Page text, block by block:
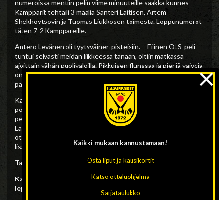
numeroissa mentiin pelin viime minuuteille saakka kunnes
Kampparit tehtaili 3 maalia Santeri Laitisen, Artem
Shekhovtsovin ja Tuomas Liukkosen toimesta. Loppunumerot
täten 7-2 Kamppareille.
Antero Levänen oli tyytyväinen pisteisiin. – Eilinen OLS-peli
tuntui selvästi meidän liikkeessä tänään, oltiin matkassa
ajoittain vähän puolivaloilla. Pikkuisen flunssaa ja pieniä vaivoja
on ryhmässä liikkeellä, joten pikku tauko tulee hyvään
paikkaan.
Kampparit pelaa seuraavan kerran Tapaninpäivänä
poikkeuksellisesti jo kello 12.00 Hänskissä käynnistyvässä
perinteisessä ”Tapaninderbyssä” kun Hänskiin saapuu
Lappeenrannan Veiterä. Suorana lähetyksenä televisioitavaan
otteluun on luvassa ilmainen sisäänpääsy ja pientä
lisäyllätystäkin…
Tapaninpäivän ottelusta kerromme tarkemmin lähipäivinä!
Kampparit toivottaa kaikille hyvää ja mahdollisimman
leppoisaa Joulunodotusta!
Kaikki mukaan kannustamaan!
Osta liput ja kausikortit
Katso otteluohjelma
Sarjataulukko
×